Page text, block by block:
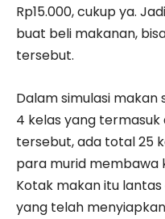
Rp15.000, cukup ya.
buat beli makanan,
tersebut.
Dalam simulasi makan
4 kelas yang termasuk
tersebut, ada total 25
para murid membawa
Kotak makan itu
yang telah